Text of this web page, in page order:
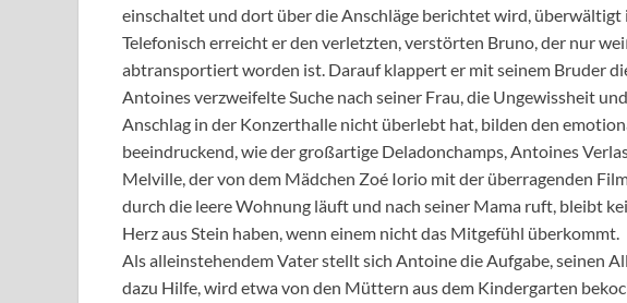
einschaltet und dort über die Anschläge berichtet wird, überwältigt
Telefonisch erreicht er den verletzten, verstörten Bruno, der nur
abtransportiert worden ist. Darauf klappert er mit seinem Bruder
Antoines verzweifelte Suche nach seiner Frau, die Ungewissheit
Anschlag in der Konzerthalle nicht überlebt hat, bilden den
beeindruckend, wie der großartige Deladonchamps, Antoines
Melville, der von dem Mädchen Zoé Iorio mit der überragenden
durch die leere Wohnung läuft und nach seiner Mama ruft, bleibt
Herz aus Stein haben, wenn einem nicht das Mitgefühl überkommt.
Als alleinstehendem Vater stellt sich Antoine die Aufgabe, seinen
dazu Hilfe, wird etwa von den Müttern aus dem Kindergarten